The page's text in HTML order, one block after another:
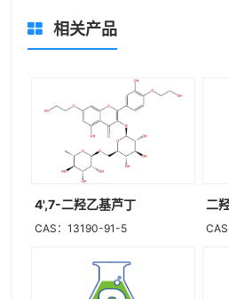
相关产品
4',7-二羟乙基芦丁
CAS：13190-91-5
二